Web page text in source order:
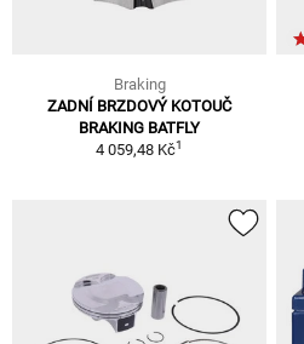
Braking
ZADNÍ BRZDOVÝ KOTOUČ
BRAKING BATFLY
4 059,48 Kč1